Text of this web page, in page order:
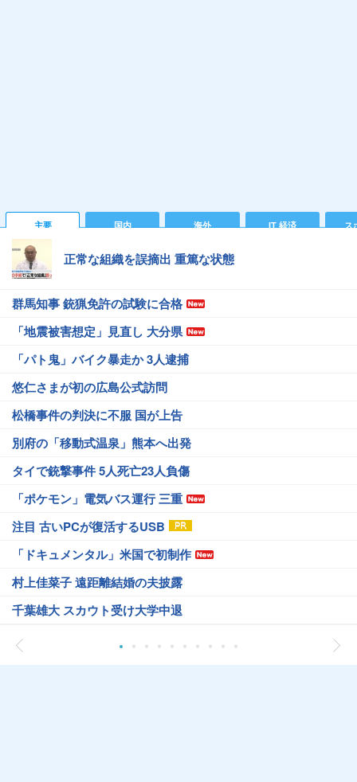
主要 国内 海外 IT 経済 ス
正常な組織を誤摘出 重篤な状態
群馬知事 銃猟免許の試験に合格
「地震被害想定」見直し 大分県
「パト鬼」バイク暴走か 3人逮捕
悠仁さまが初の広島公式訪問
松橋事件の判決に不服 国が上告
別府の「移動式温泉」熊本へ出発
タイで銃撃事件 5人死亡23人負傷
「ポケモン」電気バス運行 三重
注目 古いPCが復活するUSB
「ドキュメンタル」米国で初制作
村上佳菜子 遠距離結婚の夫披露
千葉雄大 スカウト受け大学中退